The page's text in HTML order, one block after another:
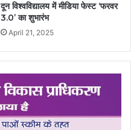
दून विश्वविद्यालय में मीडिया फेस्ट ‘फरवर
3.0’ का शुभारंभ
April 21, 2025